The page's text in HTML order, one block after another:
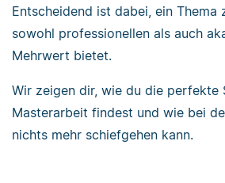
Entscheidend ist dabei, ein Thema
sowohl professionellen als auch
Mehrwert bietet.
Wir zeigen dir, wie du die perfekte
Masterarbeit findest und wie bei
nichts mehr schiefgehen kann.